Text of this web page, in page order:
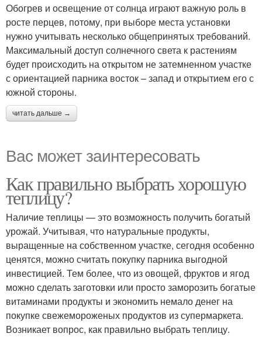
Обогрев и освещение от солнца играют важную роль в
росте перцев, потому, при выборе места установки
нужно учитывать несколько общепринятых требований.
Максимальный доступ солнечного света к растениям
будет происходить на открытом не затемненном участке
с ориентацией парника восток – запад и открытием его с
южной стороны.
читать дальше →
Вас может заинтересовать
Как правильно выбрать хорошую
теплицу?
Наличие теплицы — это возможность получить богатый
урожай. Учитывая, что натуральные продукты,
выращенные на собственном участке, сегодня особенно
ценятся, можно считать покупку парника выгодной
инвестицией. Тем более, что из овощей, фруктов и ягод
можно сделать заготовки или просто заморозить богатые
витаминами продукты и экономить немало денег на
покупке свежемороженых продуктов из супермаркета.
Возникает вопрос, как правильно выбрать теплицу.